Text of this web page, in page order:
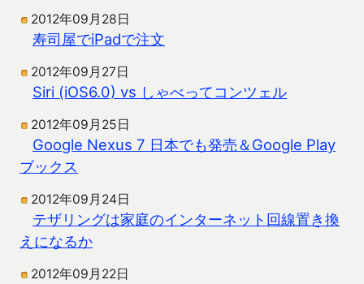
2012年09月28日
寿司屋でiPadで注文
2012年09月27日
Siri (iOS6.0) vs しゃべってコンツェル
2012年09月25日
Google Nexus 7 日本でも発売＆Google Play
ブックス
2012年09月24日
テザリングは家庭のインターネット回線置き換
えになるか
2012年09月22日